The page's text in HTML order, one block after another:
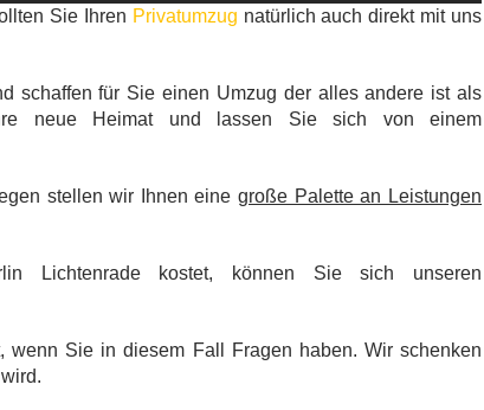
Sie Ihren Privatumzug natürlich auch direkt mit uns
schaffen für Sie einen Umzug der alles andere ist als
neue Heimat und lassen Sie sich von einem
stellen wir Ihnen einegroße Palette an Leistungen
Lichtenrade kostet, können Sie sich unseren
Sie in diesem Fall Fragen haben. Wir schenken